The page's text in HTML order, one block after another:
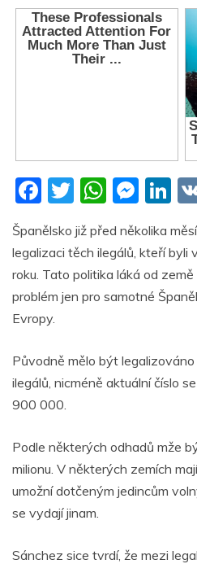
F
a
c
e
b
o
k
T
w
itt
er
W
at
s
A
M
ss
e
n
Li
n
k
e
dI
Španělsko již před několika
legalizaci těch ilegálů, kteří byli
roku. Tato politika láká od
problém jen pro samotné
Evropy.
Původně mělo být
ilegálů, nicméně aktuální číslo
900 000.
Podle některých odhadů mže
milionu. V některých zemích
umožní dotčeným jedincům
se vydají jinam.
Sánchez sice tvrdí, že mezi